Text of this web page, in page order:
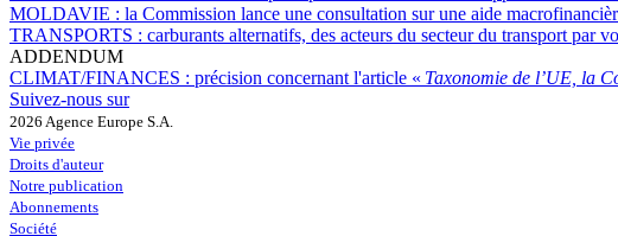
MOLDAVIE : la Commission lance une consultation sur une aide
TRANSPORTS : carburants alternatifs, des acteurs du secteur du transport par
ADDENDUM
CLIMAT/FINANCES : précision concernant l'article « Taxonomie de l’UE, la
Suivez-nous sur
2026 Agence Europe S.A.
Vie privée
Droits d'auteur
Notre publication
Abonnements
Société